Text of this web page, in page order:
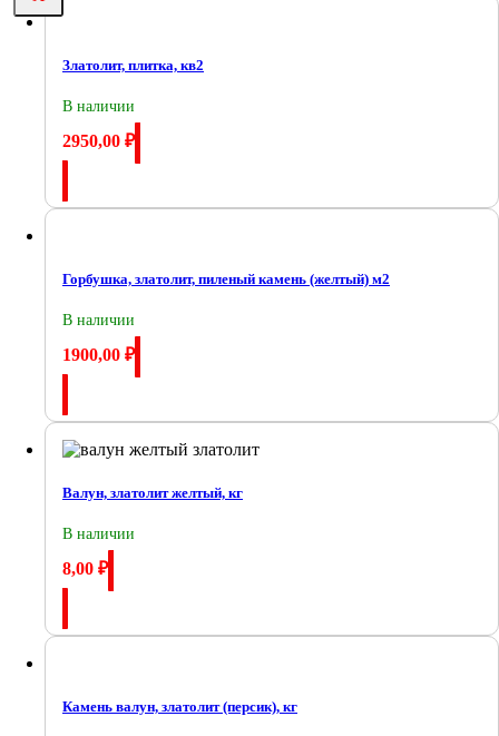
Златолит, плитка, кв2
В наличии
2950,00 ₽
Горбушка, златолит, пиленый камень (желтый) м2
В наличии
1900,00 ₽
Валун, златолит желтый, кг
В наличии
8,00 ₽
Камень валун, златолит (персик), кг